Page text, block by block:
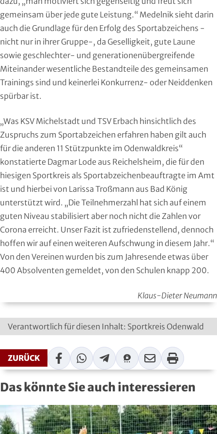
gemeinsam über jede gute Leistung.“ Medelnik sieht darin
auch die Grundlage für den Erfolg des Sportabzeichens -
nicht nur in ihrer Gruppe-, da Geselligkeit, gute Laune
sowie geschlechter- und generationenübergreifende
Miteinander wesentliche Bestandteile des gemeinsamen
Trainings sind und keinerlei Konkurrenz- oder Neiddenken
spürbar ist.
„Was KSV Michelstadt und TSV Erbach hinsichtlich des
Zuspruchs zum Sportabzeichen erfahren haben gilt auch
für die anderen 11 Stützpunkte im Odenwaldkreis“
konstatierte Dagmar Lode aus Reichelsheim, die für den
hiesigen Sportkreis als Sportabzeichenbeauftragte im Amt
ist und hierbei von Larissa Troßmann aus Bad König
unterstützt wird. „Die Teilnehmerzahl hat sich auf einem
guten Niveau stabilisiert aber noch nicht die Zahlen vor
Corona erreicht. Unser Fazit ist zufriedenstellend, dennoch
hoffen wir auf einen weiteren Aufschwung in diesem Jahr.“
Von den Vereinen wurden bis zum Jahresende etwas über
400 Absolventen gemeldet, von den Schulen knapp 200.
Klaus-Dieter Neumann
Verantwortlich für diesen Inhalt: Sportkreis Odenwald
ZURÜCK FacebookWhatsAppTelegramThreema
Mail Print
Das könnte Sie auch interessieren
Roll- und Inline-Sport
Rugby
Schach
Schwimmen
Skisport
Sportakrobatik
Squash
Taekwondo
Tauchen
Tennis
Tischtennis
Triathlon
Volleyball